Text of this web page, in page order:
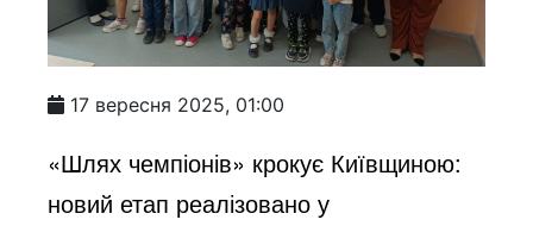
17 вересня 2025, 01:00
«Шлях чемпіонів» крокує Київщиною:
новий етап реалізовано у